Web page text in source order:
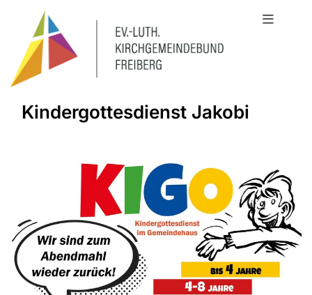
Kindergottesdienst Jakobi